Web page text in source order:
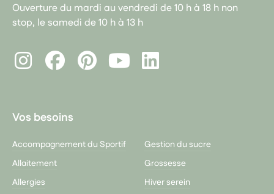
Ouverture du mardi au vendredi de 10 h à 18 h non
stop, le samedi de 10 h à 13 h
InstagramFacebookPinterest
LinkedIn
Vos besoins
Accompagnement du Sportif
Allaitement
Allergies
Gestion du sucre
Grossesse
Hiver serein